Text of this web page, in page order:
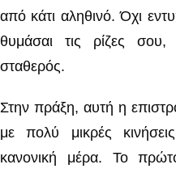
από κάτι αληθινό. Όχι
θυμάσαι τις ρίζες σου,
σταθερός.
Στην πράξη, αυτή η
με πολύ μικρές
κανονική μέρα. Το